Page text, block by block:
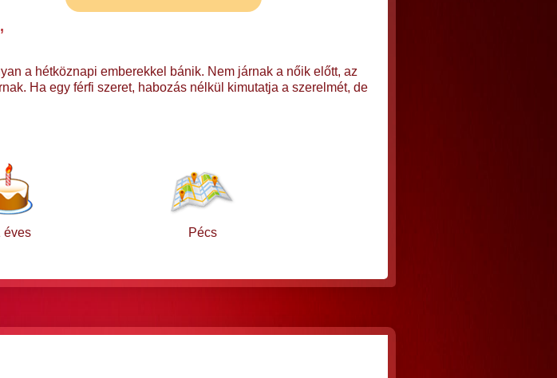
a hétköznapi emberekkel bánik. Nem járnak a nőik előtt, az
Ha egy férfi szeret, habozás nélkül kimutatja a szerelmét, de
éves Pécs